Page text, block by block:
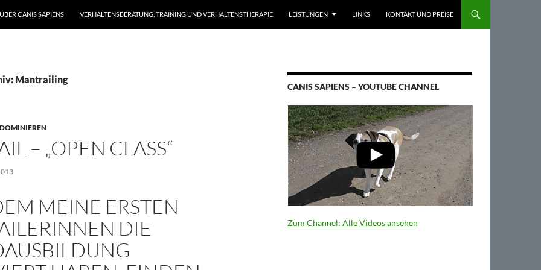
ÜBER CANIS SAPIENS VERHALTENSBERATUNG, TRAINING UND VERHALTENSTHERAPIE LEISTUNGEN LINKS KONTAKT UND PREISE
Mantrailing
– „OPEN CLASS“
MEINE ERSTEN
DIE
CANIS SAPIENS – YOUTUBE CHANNEL
Zum Channel: Alle Videos ansehen